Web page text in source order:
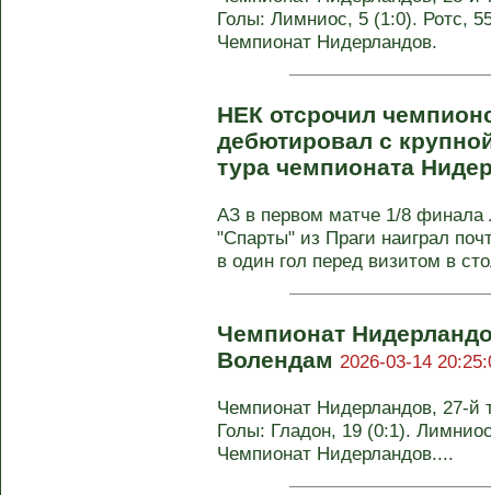
Голы: Лимниос, 5 (1:0). Ротс,
Чемпионат Нидерландов.
НЕК отсрочил
дебютировал с
тура чемпионата
АЗ в первом матче 1/8 финала
"Спарты" из Праги наиграл
в один гол перед визитом в
Чемпионат
Волендам 2026-03-14
Чемпионат Нидерландов, 27-й
Голы: Гладон, 19 (0:1).
Чемпионат Нидерландов....